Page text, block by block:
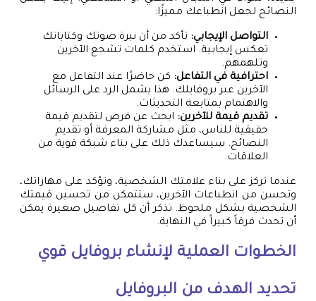
النصائح لجعل انطباعك مميزًا:
التواصل الإيجابي: تأكد من أن نبرة صوتك وكتاباتك
تعكس إيجابية. استخدم كلمات تشجع الآخرين
وتلهمهم.
احترافية في التفاعل: كن حاضرًا عند التفاعل مع
الآخرين عبر بروفايلك. هذا يشمل الرد على الرسائل
والاهتمام بمتابعة التحديثات.
تقديم قيمة للآخرين: ابحث عن فرص لتقديم قيمة
حقيقية للناس، مثل مشاركة المعرفة أو تقديم
النصائح. سيساعدك ذلك على بناء شبكة قوية من
العلاقات.
عندما تركز على بناء علامتك الشخصية، وتؤكد على مهاراتك،
وتحسن من انطباعات الآخرين، ستتمكن من تحسين قيمتك
الشخصية بشكل ملحوظ. تذكر أن كل تفاصيل صغيرة يمكن
أن تحدث فرقاً كبيراً في النهاية.
الخطوات العملية لإنشاء بروفايل قوي
تحديد الهدف من البروفايل